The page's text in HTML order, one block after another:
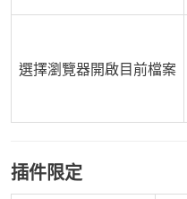
選擇瀏覽器開啟目前檔案
插件限定